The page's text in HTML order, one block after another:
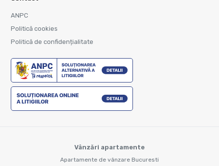
ANPC
Politică cookies
Politică de confidențialitate
Vânzări apartamente
Apartamente de vânzare Bucuresti